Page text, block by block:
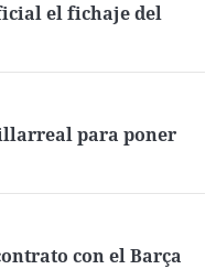
el fichaje del
para poner
con el Barça